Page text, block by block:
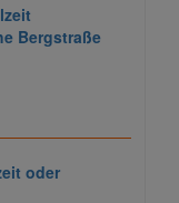
Bergstraße
oder